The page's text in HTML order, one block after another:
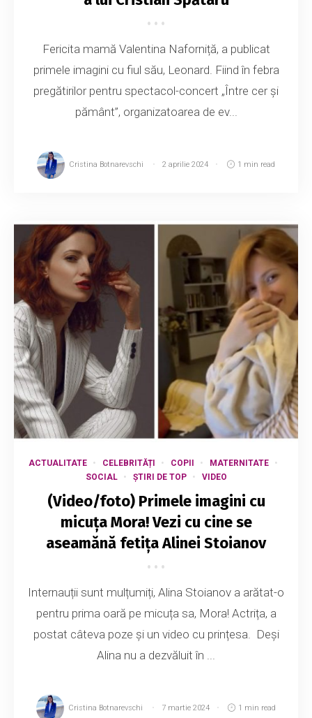
Fericita mamă Valentina Naforniță, a publicat
primele imagini cu fiul său, Leonard. Fiind în febra
pregătirilor pentru spectacol-concert „Între cer și
pământ”, organizatoarea de ev...
Cristina Botnarevschi 2 aprilie 2024 1 min read
ACTUALITATE CELEBRITĂȚI COPII
MATERNITATE
SOCIAL
ȘTIRI DE TOP VIDEO
(Video/foto) Primele imagini cu
micuța Mora! Vezi cu cine se
aseamănă fetița Alinei Stoianov
Internauții sunt mulțumiți, Alina Stoianov a arătat-o
pentru prima oară pe micuța sa, Mora! Actrița, a
postat câteva poze și un video cu prințesa. Deși
Alina nu a dezvăluit în ...
Cristina Botnarevschi 7 martie 2024 1 min read